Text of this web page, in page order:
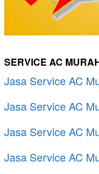
SERVICE AC
Jasa Service AC
Jasa Service AC
Jasa Service AC
Jasa Service AC